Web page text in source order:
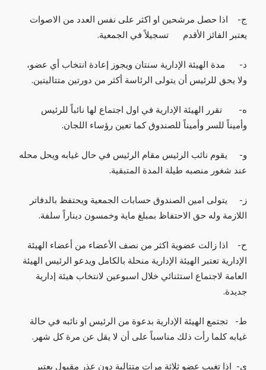
‌ج- اذا حصل مرشحين او اكثر على نفس العدد من الاصوات
يعتبر الفائز الأقدم تسجيلاً في الجمعية.
‌د- مدة الهيئة الإدارية سنتان ويجوز إعادة انتخاب أي عضو،
ولا يحق للرئيس أن يتولى الرئاسة أكثر من دورتين متتاليتين.
‌ه- تقرر الهيئة الإدارية في اول اجتماع لها نائباً للرئيس
وأميناً للسر وأميناً للصندوق كما تعين رؤساء اللجان.
‌و- يقوم نائب الرئيس مقام الرئيس في حال غيابه ويحل محله
عند شغور منصبه طيلة المدة المتبقية.
‌ز- يتولى امين الصندوق حسابات الجمعية ويحتفظ بالدفاتر
اللازمة وله حق الاحتفاظ بمبلغ ماية وخمسون ديناراً سلفة.
‌ح- اذا زالت عضوية اكثر من نصف الأعضاء من أعضاء الهيئة
الإدارية تعتبر الهيئة الإدارية منحلة بالكامل ويدعو الرئيس الهيئة
العامة لاجتماع استثنائي خلال اسبوعين لانتخاب هيئة إدارية
جديدة.
‌ط- تجتمع الهيئة الإدارية بدعوة من الرئيس او نائبه في حالة
غيابه كلما رأت ذلك مناسباً على أن لا يقل عن مرة كل شهر.
‌ي- اذا تغيب عضو ثلاثة مرات متتالية دون عذر مقبول يعتبر